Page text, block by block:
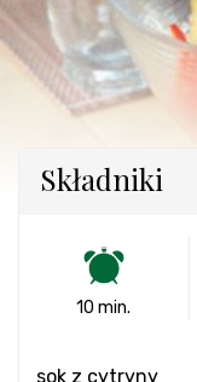
Składniki
10 min.
sok z cytryny